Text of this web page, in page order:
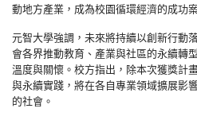
動地方產業，成為校園循環經濟的成功
元智大學強調，未來將持續以創新行動
會各界推動教育、產業與社區的永續轉
溫度與關懷。校方指出，除本次獲獎計
與永續實踐，將在各自專業領域擴展影
的社會。